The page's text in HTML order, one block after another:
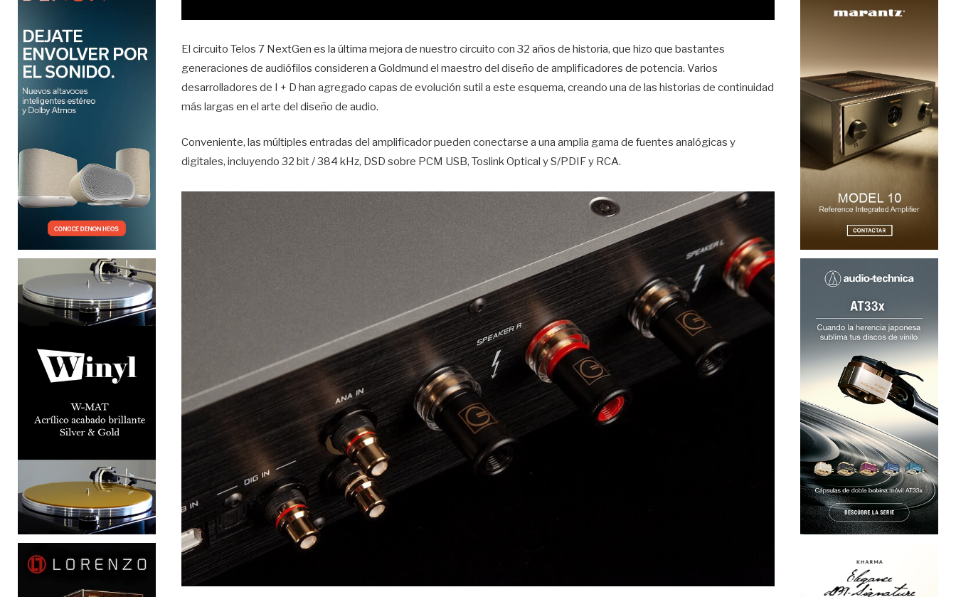
El circuito Telos 7 NextGen es la última mejora de nuestro circuito con 32 años de historia, que hizo que bastantes
generaciones de audiófilos consideren a Goldmund el maestro del diseño de amplificadores de potencia. Varios
desarrolladores de I + D han agregado capas de evolución sutil a este esquema, creando una de las historias de continuidad
más largas en el arte del diseño de audio.
Conveniente, las múltiples entradas del amplificador pueden conectarse a una amplia gama de fuentes analógicas y
digitales, incluyendo 32 bit / 384 kHz, DSD sobre PCM USB, Toslink Optical y S/PDIF y RCA.